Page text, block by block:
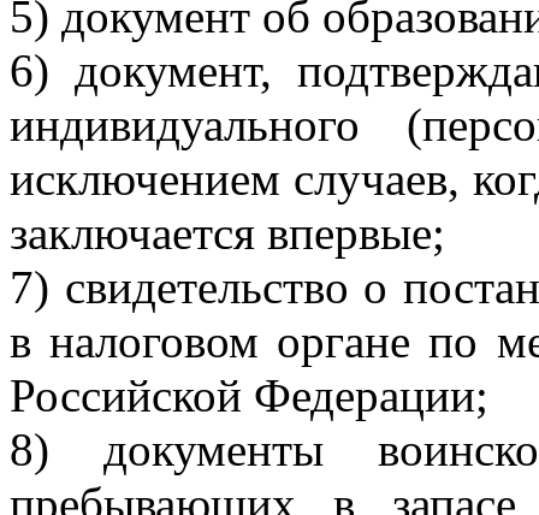
5) документ об
6) документ,
индивидуального
исключением случаев,
заключается впервые;
7) свидетельство о
в налоговом органе по
Российской Федерации;
8) документы
пребывающих в